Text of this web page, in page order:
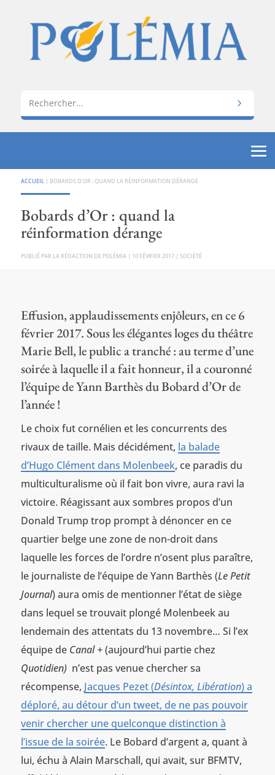
ACCUEIL | BOBARDS D’OR : QUAND LA RÉINFORMATION DÉRANGE
Bobards d’Or : quand la
réinformation dérange
PAR LA RÉDACTION DE POLÉMIA | 10 FÉVRIER 2017| SOCIÉTÉ
Effusion, applaudissements enjôleurs, en ce 6
février 2017. Sous les élégantes loges du théâtre
Marie Bell, le public a tranché : au terme d’une
soirée à laquelle il a fait honneur, il a couronné
l’équipe de Yann Barthès du Bobard d’Or de
l’année !
Le choix fut cornélien et les concurrents des
rivaux de taille. Mais décidément, la balade
d’Hugo Clément dans Molenbeek, ce paradis du
multiculturalisme où il fait bon vivre, aura ravi la
victoire. Réagissant aux sombres propos d’un
Donald Trump trop prompt à dénoncer en ce
quartier belge une zone de non-droit dans
laquelle les forces de l’ordre n’osent plus paraître,
le journaliste de l’équipe de Yann Barthès (Le Petit
Journal) aura omis de mentionner l’état de siège
dans lequel se trouvait plongé Molenbeek au
lendemain des attentats du 13 novembre… Si l’ex
équipe de Canal +(aujourd’hui partie chez
Quotidien)n’est pas venue chercher sa
récompense, Jacques Pezet (Désintox, Libération) a
déploré, au détour d’un tweet, de ne pas pouvoir
venir chercher une quelconque distinction à
l’issue de la soirée. Le Bobard d’argent a, quant à
lui, échu à Alain Marschall, qui avait, sur BFMTV,